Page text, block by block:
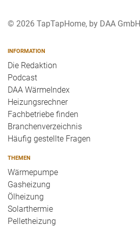
© 2026 TapTapHome, by DAA GmbH
INFORMATION
Die Redaktion
Podcast
DAA WärmeIndex
Heizungsrechner
Fachbetriebe finden
Branchenverzeichnis
Häufig gestellte Fragen
THEMEN
Wärmepumpe
Gasheizung
Ölheizung
Solarthermie
Pelletheizung